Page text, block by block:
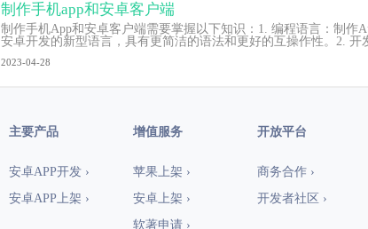
制作手机app和安卓客户端
制作手机App和安卓客户端需要掌握以下知识：1. 编程语言：制作
安卓开发的新型语言，具有更简洁的语法和更好的互操作性。2. 开
2023-04-28
主要产品
安卓APP开发 ›
安卓APP上架 ›
增值服务
苹果上架 ›
安卓上架 ›
软著申请 ›
开放平台
商务合作 ›
开发者社区 ›